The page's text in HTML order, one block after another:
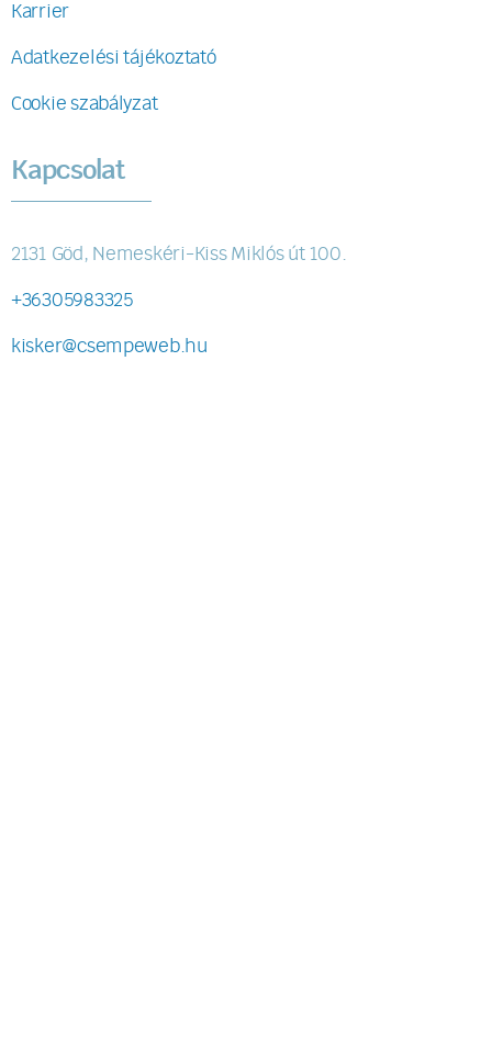
Karrier
Adatkezelési tájékoztató
Cookie szabályzat
Kapcsolat
2131 Göd, Nemeskéri-Kiss Miklós út 100.
+36305983325
kisker@csempeweb.hu